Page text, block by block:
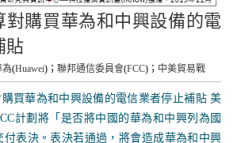
對購買華為和中興設備的電
貼
為(Huawei)； 聯邦通信委員會(FCC)； 中美貿易戰
購買華為和中興設備的電信業者停止補貼 美
計劃將「是否將中國的華為和中興列為國
付表決。表決若通過，將會造成華為和中興